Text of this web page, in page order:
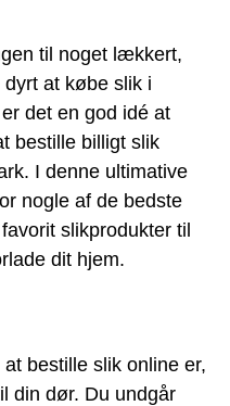
til noget lækkert,
at købe slik i
det en god idé at
bestille billigt slik
I denne ultimative
nogle af de bedste
slikprodukter til
dit hjem.
bestille slik online er,
din dør. Du undgår